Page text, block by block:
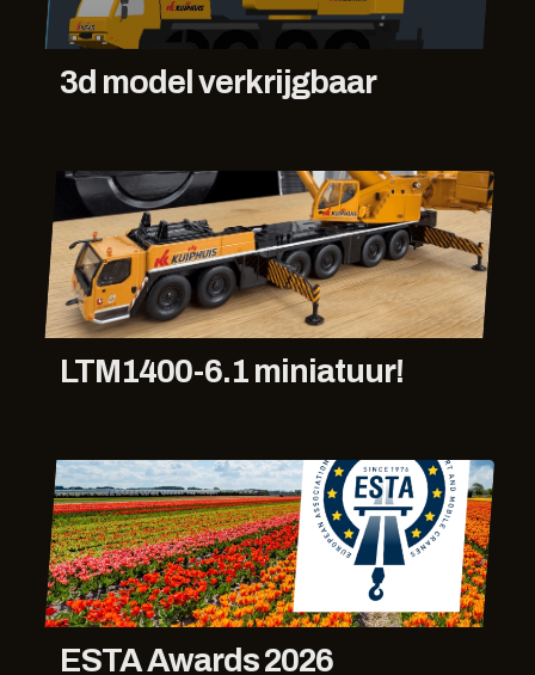
3d model verkrijgbaar
LTM1400-6.1 miniatuur!
ESTA Awards 2026